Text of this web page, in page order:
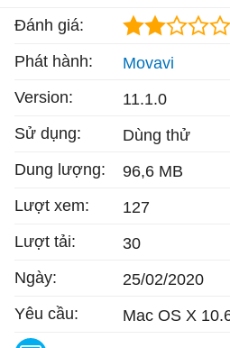
Đánh giá:
Phát hành:
Movavi
Version:
11.1.0
Sử dụng:
Dùng thử
Dung lượng:
96,6 MB
Lượt xem:
127
Lượt tải:
30
Ngày:
25/02/2020
Yêu cầu:
Mac OS X